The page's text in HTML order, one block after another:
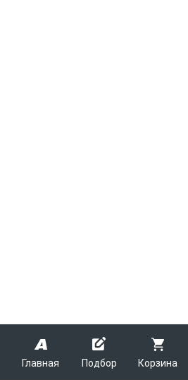
Главная Подбор Корзина